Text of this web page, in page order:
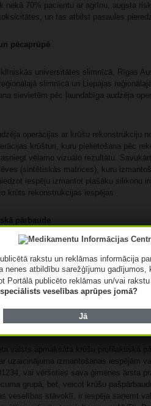
nekā 70% pacientu ar agrīnu, augsta
un tas atbilst pasaules
pēcaprūpē
universitātes slimnīcā, Rīgas
slimnīcā un Liepājas
sievietēm pēc ļaundabīga audzēja
operācijas ar krūšu rekonstrukciju
krūšturi, kuru pielietošana pēc
vēlamo vizuālo rezultātu.
(sintētiskās matrices), kuru
iespēju izmantot plašāku silikonu
krūts rekonstrukcijas iespējas.
pārbaude
kā cīnīties ar krūts vēzi ir profilakse
īstenots valsts organizēts vēža
reizi divos gados tiek nosūtīts
vēstules tiek nosūtītas
valsts apmaksāta krūšu profilaktiskā
uzaicinājuma izmantošanas iespējām
vai vēršoties sava ģimenes ārsta
grupā, bet, veicot krūšu
veselības stāvoklī, ir iespēja saņemt
rakstu un reklāmas informācija
nenes atbildību sarežģījumu
Portālā publicēto reklāmas un/vai rakstu
veselības aprūpes jomā?
Jā